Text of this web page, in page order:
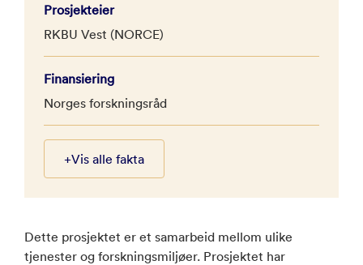
Prosjekteier
RKBU Vest (NORCE)
Finansiering
Norges forskningsråd
+Vis alle fakta
Dette prosjektet er et samarbeid mellom ulike
tjenester og forskningsmiljøer. Prosjektet har